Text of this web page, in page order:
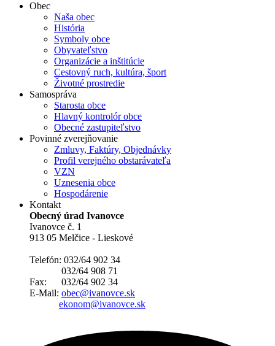
Obec
Naša obec
História
Symboly obce
Obyvateľstvo
Organizácie a inštitúcie
Cestovný ruch, kultúra, šport
Životné prostredie
Samospráva
Starosta obce
Hlavný kontrolór obce
Obecné zastupiteľstvo
Povinné zverejňovanie
Zmluvy, Faktúry, Objednávky
Profil verejného obstarávateľa
VZN
Uznesenia obce
Hospodárenie
Kontakt
Obecný úrad Ivanovce
Ivanovce č. 1
913 05 Melčice - Lieskové
Telefón: 032/64 902 34
032/64 908 71
Fax: 032/64 902 34
E-Mail: obec@ivanovce.sk
ekonom@ivanovce.sk